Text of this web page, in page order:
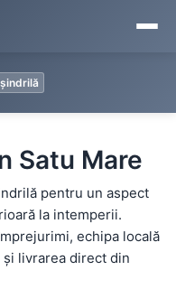
Satu Mare
pentru un aspect
la intemperii.
echipa locală
livrarea direct din